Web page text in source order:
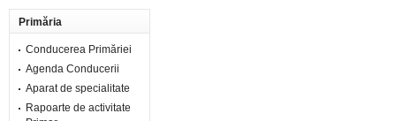
Primăria
Conducerea Primăriei
Agenda Conducerii
Aparat de specialitate
Rapoarte de activitate